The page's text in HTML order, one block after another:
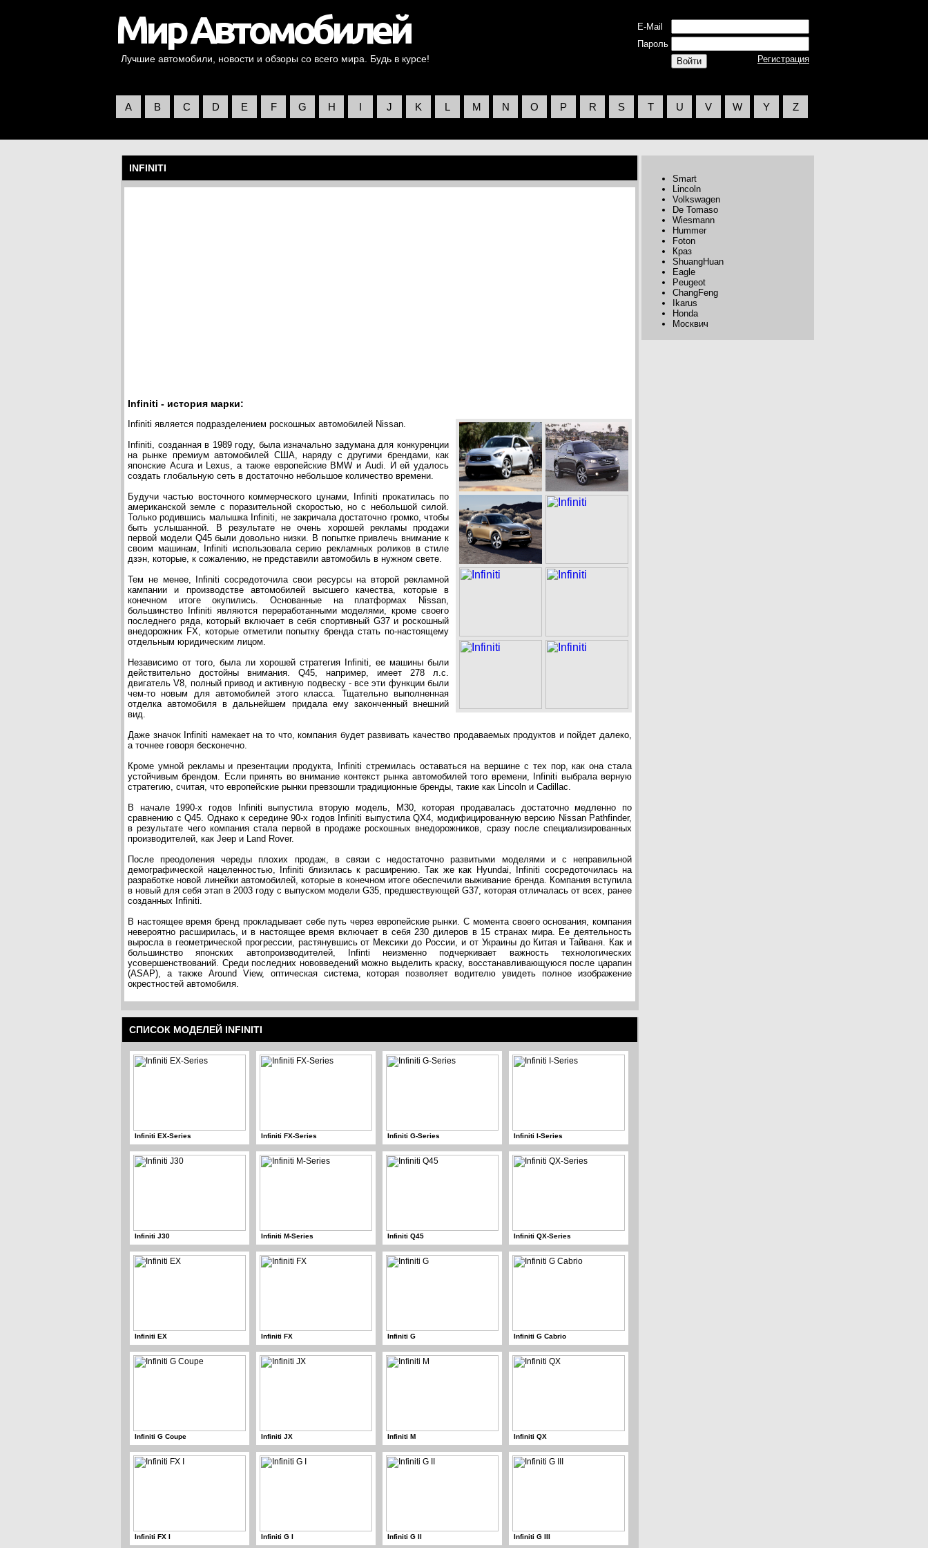
Лучшие автомобили, новости и обзоры со всего мира. Будь в курсе!
E-Mail
Пароль
Регистрация
A B C D E F G H I J K L M N O P R S T U V W Y Z
INFINITI
Infiniti - история марки:
Infiniti является подразделением роскошных автомобилей Nissan.
Infiniti, созданная в 1989 году, была изначально задумана для конкуренции
на рынке премиум автомобилей США, наряду с другими брендами, как
японские Acura и Lexus, а также европейские BMW и Audi. И ей удалось
создать глобальную сеть в достаточно небольшое количество времени.
Будучи частью восточного коммерческого цунами, Infiniti прокатилась по
американской земле с поразительной скоростью, но с небольшой силой.
Только родившись малышка Infiniti, не закричала достаточно громко, чтобы
быть услышанной. В результате не очень хорошей рекламы продажи
первой модели Q45 были довольно низки. В попытке привлечь внимание к
своим машинам, Infiniti использовала серию рекламных роликов в стиле
дзэн, которые, к сожалению, не представили автомобиль в нужном свете.
Тем не менее, Infiniti сосредоточила свои ресурсы на второй рекламной
кампании и производстве автомобилей высшего качества, которые в
конечном итоге окупились. Основанные на платформах Nissan,
большинство Infiniti являются переработанными моделями, кроме своего
последнего ряда, который включает в себя спортивный G37 и роскошный
внедорожник FX, которые отметили попытку бренда стать по-настоящему
отдельным юридическим лицом.
Независимо от того, была ли хорошей стратегия Infiniti, ее машины были
действительно достойны внимания. Q45, например, имеет 278 л.с.
двигатель V8, полный привод и активную подвеску - все эти функции были
чем-то новым для автомобилей этого класса. Тщательно выполненная
отделка автомобиля в дальнейшем придала ему законченный внешний
вид.
Даже значок Infiniti намекает на то что, компания будет развивать качество продаваемых продуктов и пойдет далеко,
а точнее говоря бесконечно.
Кроме умной рекламы и презентации продукта, Infiniti стремилась оставаться на вершине с тех пор, как она стала
устойчивым брендом. Если принять во внимание контекст рынка автомобилей того времени, Infiniti выбрала верную
стратегию, считая, что европейские рынки превзошли традиционные бренды, такие как Lincoln и Cadillac.
В начале 1990-х годов Infiniti выпустила вторую модель, M30, которая продавалась достаточно медленно по
сравнению с Q45. Однако к середине 90-х годов Infiniti выпустила QX4, модифицированную версию Nissan Pathfinder,
в результате чего компания стала первой в продаже роскошных внедорожников, сразу после специализированных
производителей, как Jeep и Land Rover.
После преодоления череды плохих продаж, в связи с недостаточно развитыми моделями и с неправильной
демографической нацеленностью, Infiniti близилась к расширению. Так же как Hyundai, Infiniti сосредоточилась на
разработке новой линейки автомобилей, которые в конечном итоге обеспечили выживание бренда. Компания вступила
в новый для себя этап в 2003 году с выпуском модели G35, предшествующей G37, которая отличалась от всех, ранее
созданных Infiniti.
В настоящее время бренд прокладывает себе путь через европейские рынки. С момента своего основания, компания
невероятно расширилась, и в настоящее время включает в себя 230 дилеров в 15 странах мира. Ее деятельность
выросла в геометрической прогрессии, растянувшись от Мексики до России, и от Украины до Китая и Тайваня. Как и
большинство японских автопроизводителей, Infinti неизменно подчеркивает важность технологических
усовершенствований. Среди последних нововведений можно выделить краску, восстанавливающуюся после царапин
(ASAP), а также Around View, оптическая система, которая позволяет водителю увидеть полное изображение
окрестностей автомобиля.
СПИСОК МОДЕЛЕЙ INFINITI
Infiniti EX-Series Infiniti FX-Series Infiniti G-Series Infiniti I-Series
Infiniti J30 Infiniti M-Series Infiniti Q45 Infiniti QX-Series
Infiniti EX Infiniti FX Infiniti G Infiniti G Cabrio
Infiniti G Coupe Infiniti JX Infiniti M Infiniti QX
Infiniti FX I Infiniti G I Infiniti G II Infiniti G III
Smart
Lincoln
Volkswagen
De Tomaso
Wiesmann
Hummer
Foton
Краз
ShuangHuan
Eagle
Peugeot
ChangFeng
Ikarus
Honda
Москвич